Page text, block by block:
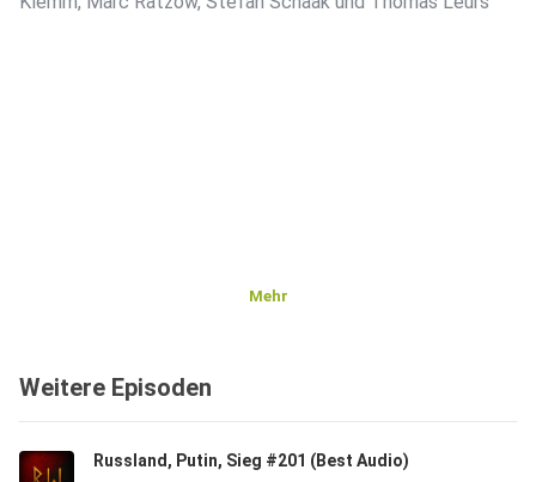
Mehr
Weitere Episoden
Russland, Putin, Sieg #201 (Best Audio)